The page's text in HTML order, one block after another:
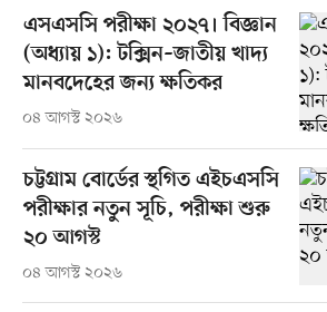
এসএসসি পরীক্ষা ২০২৭। বিজ্ঞান
(অধ্যায় ১): টক্সিন–জাতীয় খাদ্য
মানবদেহের জন্য ক্ষতিকর
০৪ আগস্ট ২০২৬
চট্টগ্রাম বোর্ডের স্থগিত এইচএসসি
পরীক্ষার নতুন সূচি, পরীক্ষা শুরু
২০ আগস্ট
০৪ আগস্ট ২০২৬